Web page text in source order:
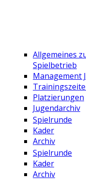
Allgemeines
Spielbetrieb
Management
Platzierungen
Jugendarchiv
Spielrunde
Kader
Archiv
Spielrunde
Kader
Archiv